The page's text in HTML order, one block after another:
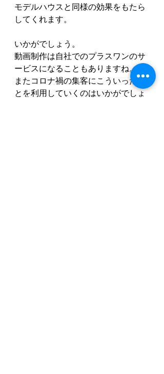
モデルハウスと同様の効果をもたら
してくれます。
いかがでしょう。
動画制作は自社でのプラスワンのサ
ービスになることもありますね。
またコロナ禍の集客にこういったこ
とを利用していくのはいかがでしょ